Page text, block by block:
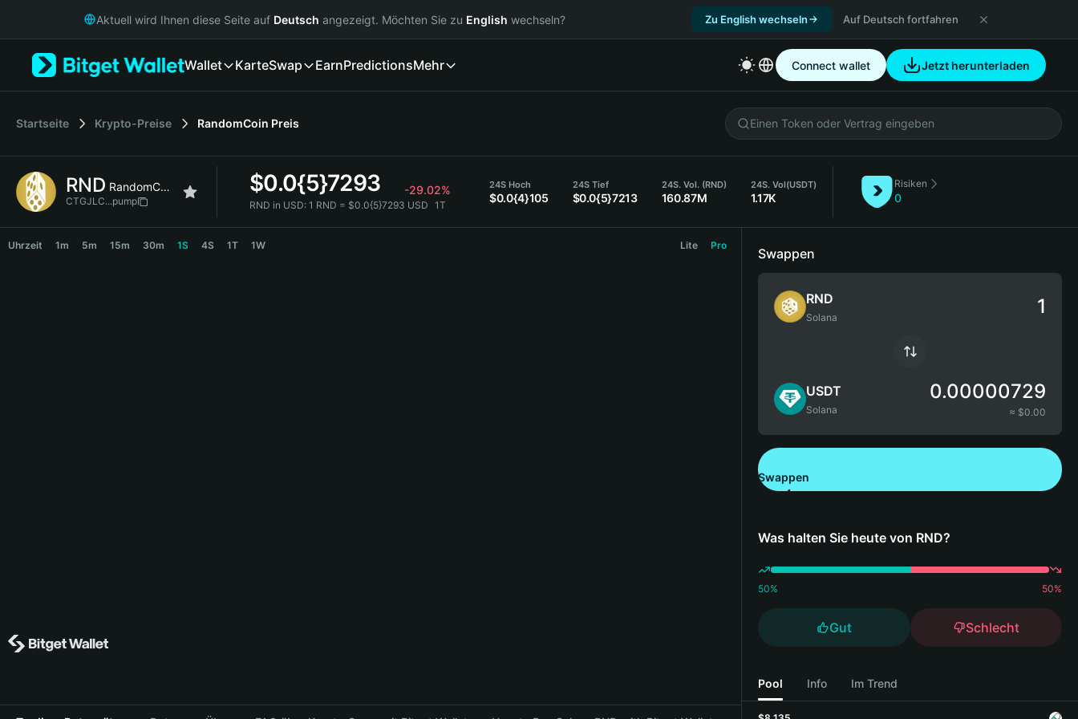
Русский
Italiano
简体中文
繁體中文
Bahasa Indonesia
Aktuell wird Ihnen diese Seite auf Deutsch angezeigt. Möchten Sie zu English wechseln? Zu English wechseln Auf Deutsch fortfahren
Wallet KarteSwap EarnPredictionsMehr Connect wallet Jetzt herunterladen
Startseite Krypto-Preise RandomCoin Preis
RND RandomCoin
CTGJLC...pump
$0.0{5}7293 -29.02%
RND in USD: 1 RND = $0.0{5}7293 USD 1T
24S Hoch
$0.0{4}105
24S Tief
$0.0{5}7213
24S. Vol. (RND)
160.87M
24S. Vol(USDT)
1.17K
Risiken
0
Uhrzeit 1m 5m 15m 30m 1S 4S 1T 1W Lite Pro
Swappen
RND
Solana
USDT
Solana
0.00000729
≈ $0.00
Swappen
Was halten Sie heute von RND?
50% 50%
Gut Schlecht
Pool Info Im Trend